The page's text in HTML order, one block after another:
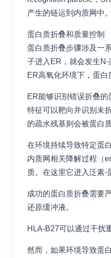
产生的链运到内质网中
蛋白质折叠和质量控制
蛋白质折叠步骤涉及一
子进入ER，就会发生N-
ER高氧化环境下，蛋
ER能够识别错误折叠
特征可以靶向并识别未
的疏水残基则会被蛋白
在环境持续导致特定蛋
内质网相关降解过程（
质。在这里它进入泛素-
成功的蛋白质折叠需要
还原缓冲液。
HLA-B27可以通过干扰
然而，如果环境导致蛋